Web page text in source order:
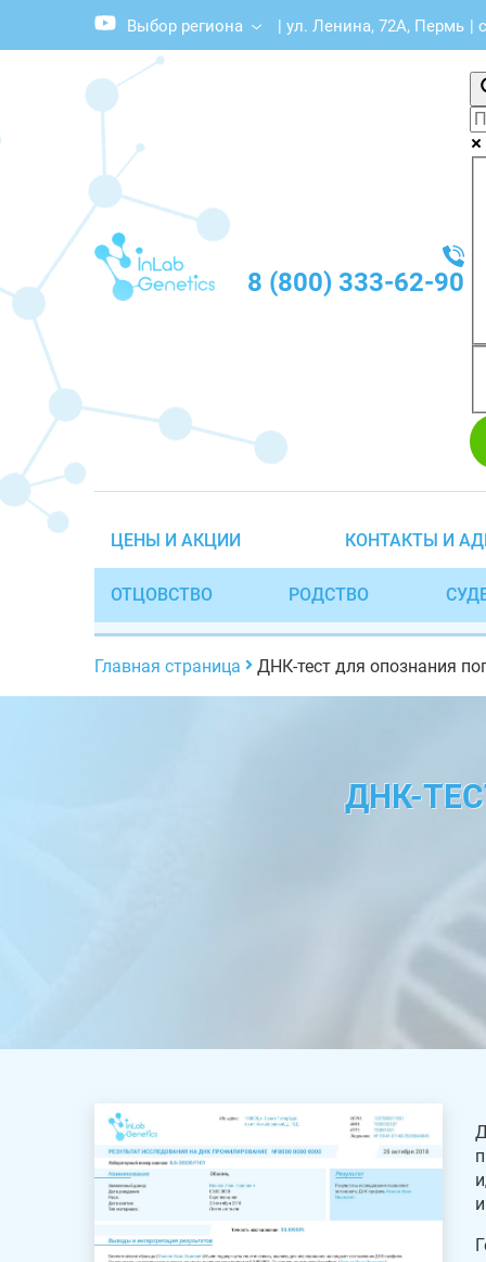
Выбор региона | ул. Ленина, 72А, Пермь |
8 (800) 333-62-90
ЦЕНЫ И АКЦИИ КОНТАКТЫ И
ОТЦОВСТВО РОДСТВО
Главная страница ДНК-тест для опознания
ДНК-